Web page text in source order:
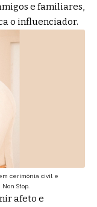
e familiares,
o influenciador.
cerimônia civil e
Stop.
afeto e